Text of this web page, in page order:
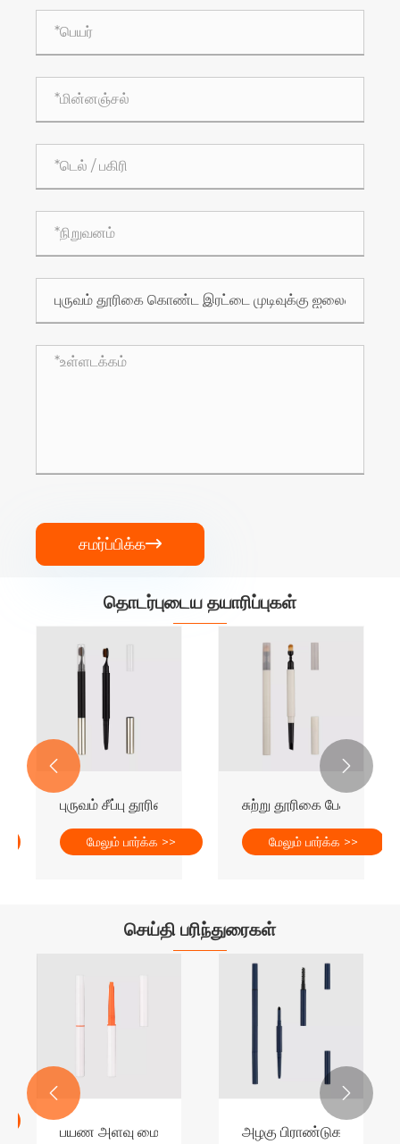
சமர்ப்பிக்க
தொடர்புடைய தயாரிப்புகள்
பென்சில் கலப்பு தூரிகை பேக்கேஜிங்
புருவம் சீப்பு தூரிகை பேக்கேஜிங் கொண்ட இரட்டை-முடிவு
மேலும் பார்க்க >>
சுற்று தூரிகை
மேலும் பார்க்க >>
 
செய்தி பரிந்துரைகள்
பென்சில் உதவிக்குறிப்புகளுக்கு பேக்கேஜிங்கை எவ்வாறு தேர்வு
பயண அளவு மைக்ரோ ஜெல் புருவம் பேனாஅழகு பிராண்டுகளுக்கு
 